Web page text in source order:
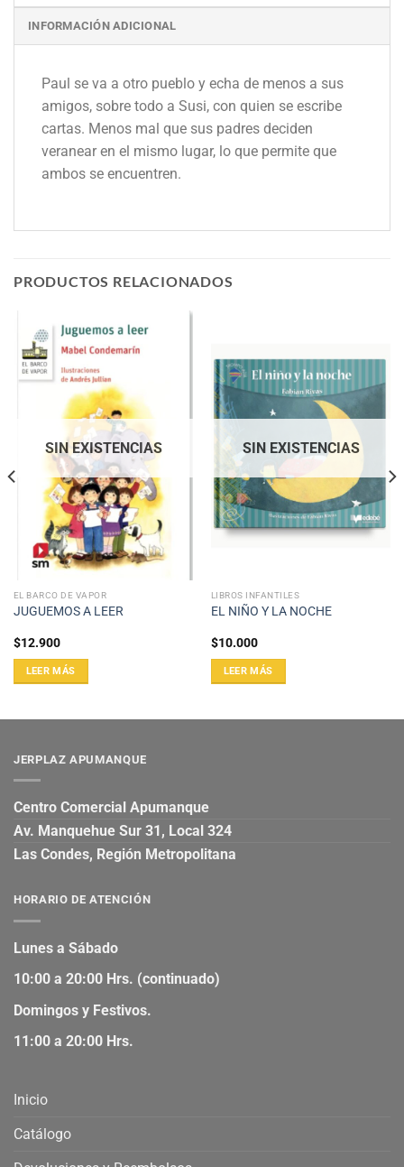
INFORMACIÓN ADICIONAL
Paul se va a otro pueblo y echa de menos a sus
amigos, sobre todo a Susi, con quien se escribe
cartas. Menos mal que sus padres deciden
veranear en el mismo lugar, lo que permite que
ambos se encuentren.
PRODUCTOS RELACIONADOS
SIN EXISTENCIAS
EL BARCO DE VAPOR
JUGUEMOS A LEER
$12.900
LEER MÁS
SIN EXISTENCIAS
LIBROS INFANTILES
EL NIÑO Y LA NOCHE
$10.000
LEER MÁS
JERPLAZ APUMANQUE
Centro Comercial Apumanque
Av. Manquehue Sur 31, Local 324
Las Condes, Región Metropolitana
HORARIO DE ATENCIÓN
Lunes a Sábado
10:00 a 20:00 Hrs. (continuado)
Domingos y Festivos.
11:00 a 20:00 Hrs.
Inicio
Catálogo